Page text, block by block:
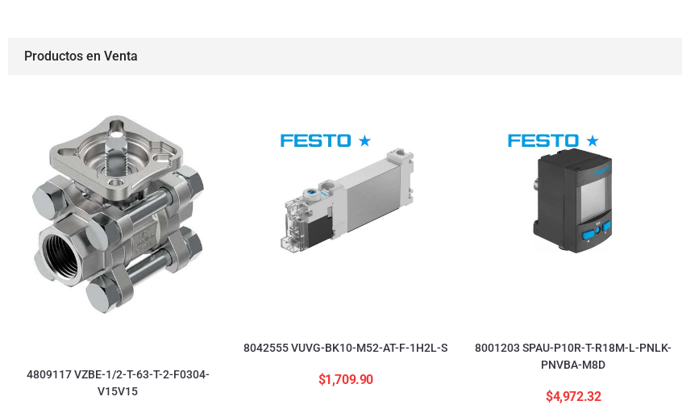
Productos en Venta
4809117 VZBE-1/2-T-63-T-2-F0304-
V15V15
8042555 VUVG-BK10-M52-AT-F-1H2L-S
$1,709.90
8001203 SPAU-P10R-T-R18M-L-PNLK-
PNVBA-M8D
$4,972.32